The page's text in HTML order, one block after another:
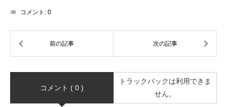
コメント: 0
コメント ( 0 )
トラックバックは利用できま
せん。